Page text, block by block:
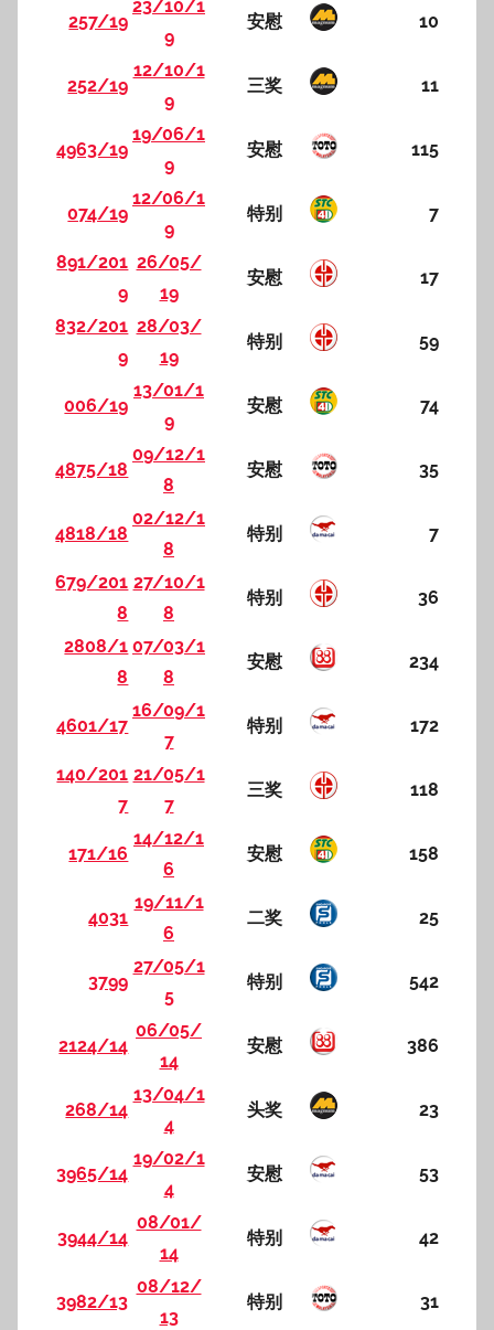
257/19
23/10/1
9
安慰 10
252/19
12/10/1
9
三奖 11
4963/19
19/06/1
9
安慰 115
074/19
12/06/1
9
特别 7
891/201
9
26/05/
19
安慰 17
832/201
9
28/03/
19
特别 59
006/19
13/01/1
9
安慰 74
4875/18
09/12/1
8
安慰 35
4818/18
02/12/1
8
特别 7
679/201
8
27/10/1
8
特别 36
2808/1
8
07/03/1
8
安慰 234
4601/17
16/09/1
7
特别 172
140/201
7
21/05/1
7
三奖 118
171/16
14/12/1
6
安慰 158
4031
19/11/1
6
二奖 25
3799
27/05/1
5
特别 542
2124/14
06/05/
14
安慰 386
268/14
13/04/1
4
头奖 23
3965/14
19/02/1
4
安慰 53
3944/14
08/01/
14
特别 42
3982/13
08/12/
13
特别 31